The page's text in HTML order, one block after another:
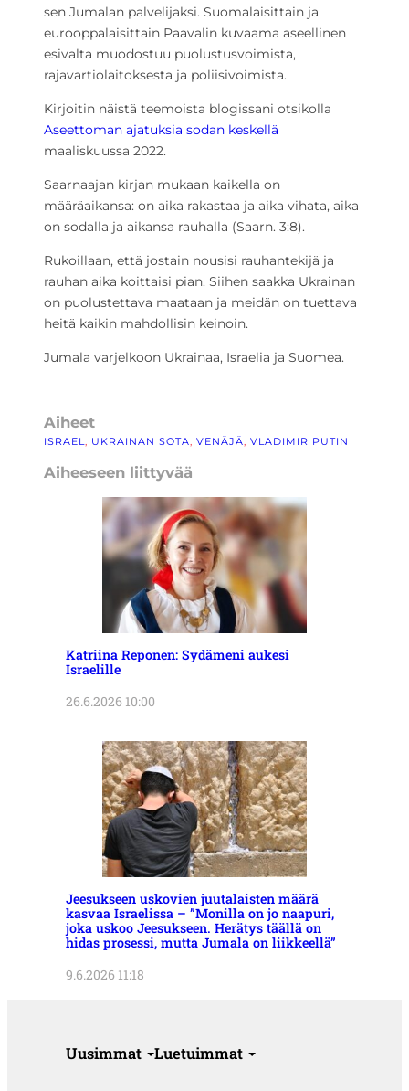
sen Jumalan palvelijaksi. Suomalaisittain ja
eurooppalaisittain Paavalin kuvaama aseellinen
esivalta muodostuu puolustusvoimista,
rajavartiolaitoksesta ja poliisivoimista.
Kirjoitin näistä teemoista blogissani otsikolla
Aseettoman ajatuksia sodan keskellä
maaliskuussa 2022.
Saarnaajan kirjan mukaan kaikella on
määräaikansa: on aika rakastaa ja aika vihata, aika
on sodalla ja aikansa rauhalla (Saarn. 3:8).
Rukoillaan, että jostain nousisi rauhantekijä ja
rauhan aika koittaisi pian. Siihen saakka Ukrainan
on puolustettava maataan ja meidän on tuettava
heitä kaikin mahdollisin keinoin.
Jumala varjelkoon Ukrainaa, Israelia ja Suomea.
Aiheet
ISRAEL UKRAINAN SOTA VENÄJÄ VLADIMIR PUTIN
Aiheeseen liittyvää
Katriina Reponen: Sydämeni aukesi
Israelille
26.6.2026 10:00
Jeesukseen uskovien juutalaisten määrä
kasvaa Israelissa – ”Monilla on jo naapuri,
joka uskoo Jeesukseen. Herätys täällä on
hidas prosessi, mutta Jumala on liikkeellä”
9.6.2026 11:18
Uusimmat Luetuimmat